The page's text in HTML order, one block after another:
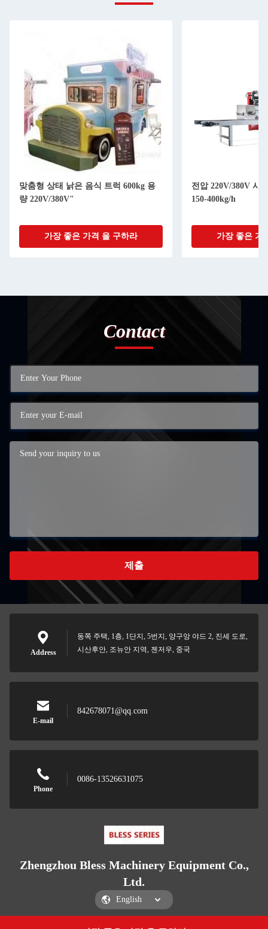
맞춤형 상태 낡은 음식 트럭 600kg 용
량 220V/380V"
가장 좋은 가격 을 구하라
전압 220V/380V 사
150-400kg/h
가장 좋은 가
Contact
제출
Address
동쪽 주택, 1층, 1단지, 5번지, 양구앙 야드 2, 진셰 도로,
시산후안, 조뉴안 지역, 젠저우, 중국
E-mail
842678071@qq.com
Phone
0086-13526631075
Zhengzhou Bless Machinery Equipment Co.,
Ltd.